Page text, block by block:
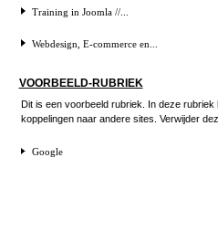
Training in Joomla //...
Webdesign, E-commerce en...
VOORBEELD-RUBRIEK
Dit is een voorbeeld rubriek. In deze
koppelingen naar andere sites. Verwijder
Google